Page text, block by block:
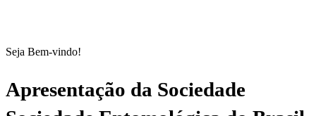
Seja Bem-vindo!
Apresentação da Sociedade